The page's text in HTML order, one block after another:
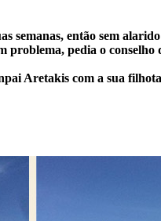
semanas, então sem
pedia o
Aretakis com a sua